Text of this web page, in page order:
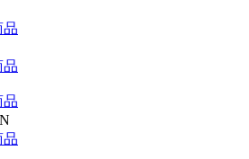
品
品
品
品